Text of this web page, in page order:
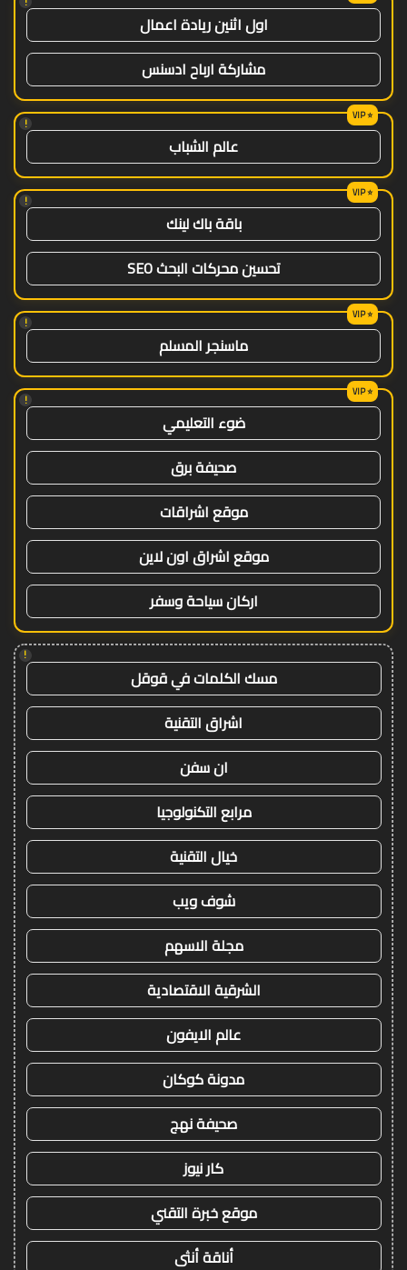
اول اثنين ريادة اعمال
مشاركة ارباح ادسنس
!
عالم الشباب
!
باقة باك لينك
تحسين محركات البحث SEO
!
ماسنجر المسلم
!
ضوء التعليمي
صحيفة برق
موقع اشراقات
موقع اشراق اون لاين
اركان سياحة وسفر
!
مسك الكلمات في قوقل
اشراق التقنية
ان سفن
مرابع التكنولوجيا
خيال التقنية
شوف ويب
مجلة الاسهم
الشرقية الاقتصادية
عالم الايفون
مدونة كوكان
صحيفة نهج
كار نيوز
موقع خبرة التقني
أناقة أنثى